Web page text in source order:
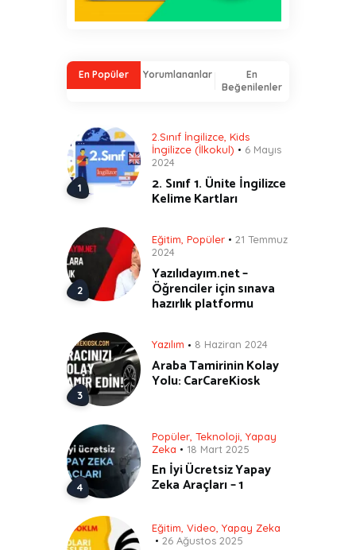
En Popüler Yorumlananlar
En
Beğenilenler
2.Sınıf İngilizce Kids
İngilizce (İlkokul)
6 Mayıs
2024
2. Sınıf 1. Ünite İngilizce
Kelime Kartları
Eğitim Popüler
21 Temmuz
2024
Yazılıdayım.net –
Öğrenciler için sınava
hazırlık platformu
Yazılım 8 Haziran 2024
Araba Tamirinin Kolay
Yolu: CarCareKiosk
Popüler Teknoloji Yapay
Zeka
18 Mart 2025
En İyi Ücretsiz Yapay
Zeka Araçları – 1
Eğitim Video Yapay Zeka
26 Ağustos 2025